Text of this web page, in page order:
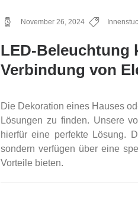
November 26, 2024
LED-Beleuchtung
Verbindung von
Die Dekoration eines Hauses
Lösungen zu finden. Unsere
hierfür eine perfekte Lösung.
sondern verfügen über eine
Vorteile bieten.